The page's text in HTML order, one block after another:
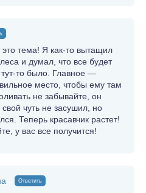
это тема! Я как-то вытащил
и думал, что все будет
то было. Главное —
место, чтобы ему там
не забывайте, он
чуть не засушил, но
Теперь красавчик растет!
у вас все получится!
Ответить